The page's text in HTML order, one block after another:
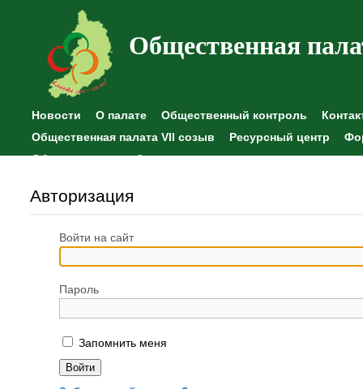
Общественная
Новости О палате Общественный контроль
Общественная палата VII созыв
Ресурсный центр
Общественные наблюдения
Авторизация
Войти на сайт
Пароль
Запомнить меня